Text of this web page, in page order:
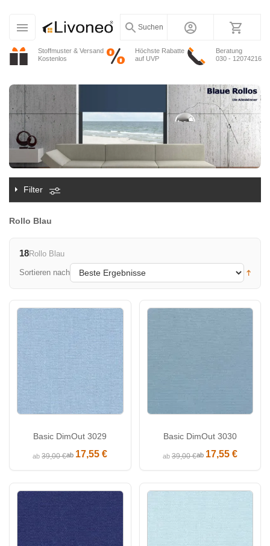
Stoffmuster & Versand
Kostenlos
Höchste Rabatte
auf UVP
Beratung
030 - 12074216
Suchen
Filter
Rollo Blau
18Rollo Blau
Sortieren nach
Basic DimOut 3029
ab39,00 €ab 17,55 €
Basic DimOut 3030
ab39,00 €ab 17,55 €